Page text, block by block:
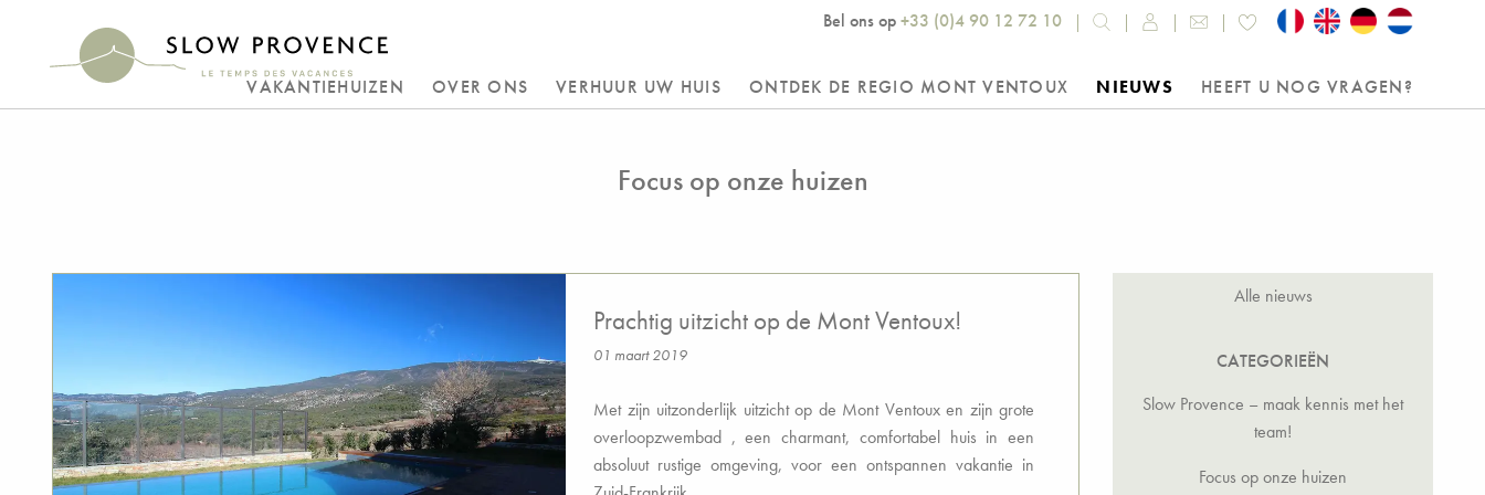
Bel ons op+33 (0)4 90 12 72 10
VAKANTIEHUIZEN OVER ONS VERHUUR UW HUIS ONTDEK DE REGIO MONT VENTOUX NIEUWS HEEFT U NOG VRAGEN?
Focus op onze huizen
Alle nieuws
CATEGORIEËN
Slow Provence – maak kennis met het
team!
Focus op onze huizen
Prachtig uitzicht op de Mont Ventoux!
01 maart 2019
Met zijn uitzonderlijk uitzicht op de Mont Ventoux en zijn grote
overloopzwembad , een charmant, comfortabel huis in een
absoluut rustige omgeving, voor een ontspannen vakantie in